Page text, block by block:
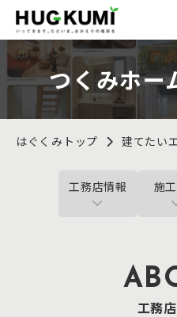
つくみホー
はぐくみトップ 建てたい
工務店情報 施
工務